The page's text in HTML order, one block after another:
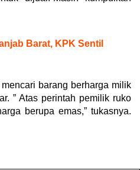
Barat, KPK Sentil
barang berharga milik
” Atas perintah pemilik ruko
berupa emas,” tukasnya.